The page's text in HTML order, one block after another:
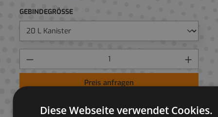
GEBINDEGRÖSSE
Preis anfragen
AUF ANFRAGELISTE
Diese Webseite verwendet Cookies.